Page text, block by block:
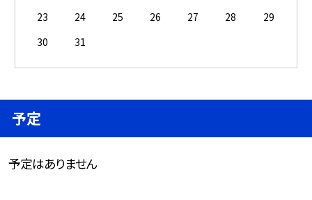
23
24 25 26 27 28
29
30
31
予定
予定はありません